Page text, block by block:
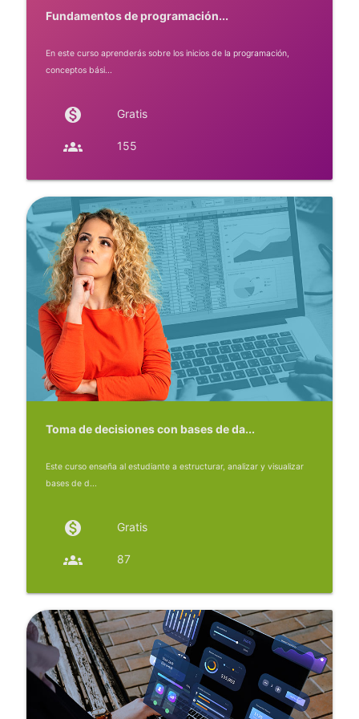
Fundamentos de programación...
En este curso aprenderás sobre los inicios de la programación,
conceptos bási...
monetization_on Gratis
groups 155
Toma de decisiones con bases de da...
Este curso enseña al estudiante a estructurar, analizar y visualizar
bases de d...
monetization_on Gratis
groups 87